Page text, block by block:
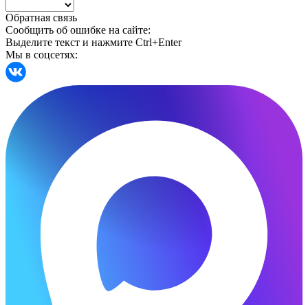
Обратная связь
Сообщить об ошибке на сайте:
Выделите текст и нажмите Ctrl+Enter
Мы в соцсетях: